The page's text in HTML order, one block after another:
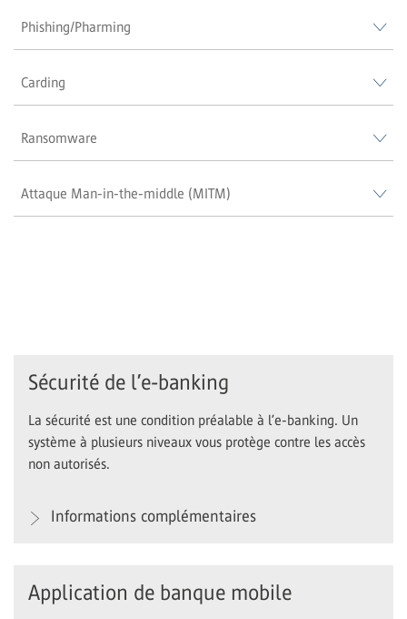
Phishing/Pharming
Carding
Ransomware
Attaque Man-in-the-middle (MITM)
Sécurité de l’e-banking
La sécurité est une condition préalable à l’e-banking. Un
système à plusieurs niveaux vous protège contre les accès
non autorisés.
Informations complémentaires
Application de banque mobile